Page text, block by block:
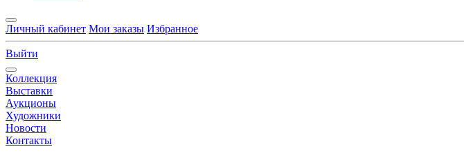
Личный кабинет Мои заказы Избранное
Выйти
Коллекция
Выставки
Аукционы
Художники
Новости
Контакты